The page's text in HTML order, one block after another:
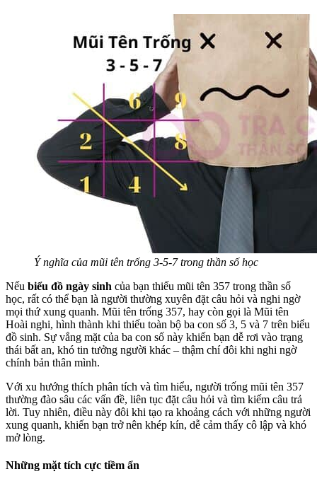
Ý nghĩa của mũi tên trống 3-5-7 trong thần số học
Nếu biểu đồ ngày sinh của bạn thiếu mũi tên 357 trong thần số
học, rất có thể bạn là người thường xuyên đặt câu hỏi và nghi ngờ
mọi thứ xung quanh. Mũi tên trống 357, hay còn gọi là Mũi tên
Hoài nghi, hình thành khi thiếu toàn bộ ba con số 3, 5 và 7 trên biểu
đồ sinh. Sự vắng mặt của ba con số này khiến bạn dễ rơi vào trạng
thái bất an, khó tin tưởng người khác – thậm chí đôi khi nghi ngờ
chính bản thân mình.
Với xu hướng thích phân tích và tìm hiểu, người trống mũi tên 357
thường đào sâu các vấn đề, liên tục đặt câu hỏi và tìm kiếm câu trả
lời. Tuy nhiên, điều này đôi khi tạo ra khoảng cách với những người
xung quanh, khiến bạn trở nên khép kín, dễ cảm thấy cô lập và khó
mở lòng.
Những mặt tích cực tiềm ẩn